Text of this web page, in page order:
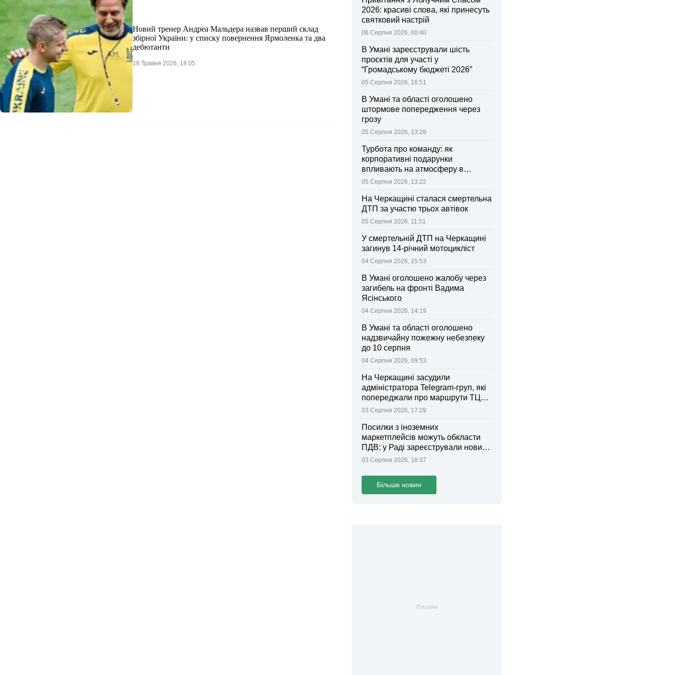
Новий тренер Андреа Мальдера назвав перший склад
збірної України: у списку повернення Ярмоленка та два
дебютанти
18 Травня 2026, 18:05
2026: красиві слова, які принесуть
святковий настрій
06 Серпня 2026, 00:40
В Умані зареєстрували шість
проєктів для участі у
“Громадському бюджеті 2026”
05 Серпня 2026, 16:51
В Умані та області оголошено
штормове попередження через
грозу
05 Серпня 2026, 13:28
Турбота про команду: як
корпоративні подарунки
впливають на атмосферу в
колективі
05 Серпня 2026, 13:22
На Черкащині сталася смертельна
ДТП за участю трьох автівок
05 Серпня 2026, 11:51
У смертельній ДТП на Черкащині
загинув 14-річний мотоцикліст
04 Серпня 2026, 15:53
В Умані оголошено жалобу через
загибель на фронті Вадима
Ясінського
04 Серпня 2026, 14:19
В Умані та області оголошено
надзвичайну пожежну небезпеку
до 10 серпня
04 Серпня 2026, 09:53
На Черкащині засудили
адміністратора Telegram-груп, які
попереджали про маршрути ТЦК
та поліції
03 Серпня 2026, 17:29
Посилки з іноземних
маркетплейсів можуть обкласти
ПДВ: у Раді зареєстрували новий
законопроєкт
03 Серпня 2026, 16:37
Більше новин